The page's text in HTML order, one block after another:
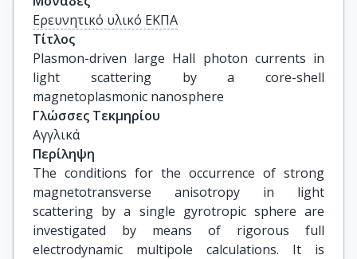
Ερευνητικό υλικό ΕΚΠΑ
Τίτλος
Plasmon-driven large Hall photon currents in
light scattering by a core-shell
magnetoplasmonic nanosphere
Γλώσσες Τεκμηρίου
Αγγλικά
Περίληψη
The conditions for the occurrence of strong
magnetotransverse anisotropy in light
scattering by a single gyrotropic sphere are
investigated by means of rigorous full
electrodynamic multipole calculations. It is